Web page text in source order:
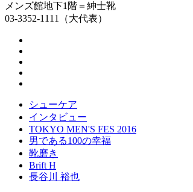
メンズ館地下1階＝紳士靴
03-3352-1111（大代表）
シューケア
インタビュー
TOKYO MEN'S FES 2016
男である100の幸福
靴磨き
Brift H
長谷川 裕也